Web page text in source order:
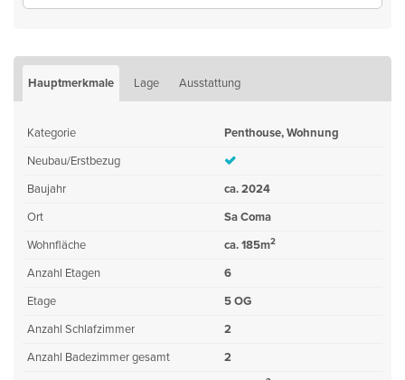
Hauptmerkmale Lage Ausstattung
Kategorie
Penthouse, Wohnung
Neubau/Erstbezug
Baujahr
ca. 2024
Ort
Sa Coma
Wohnfläche
ca. 185m2
Anzahl Etagen
6
Etage
5 OG
Anzahl Schlafzimmer
2
Anzahl Badezimmer gesamt
2